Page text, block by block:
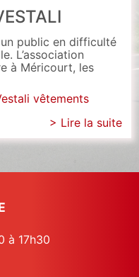
public en difficulté
L’association
à Méricourt, les
vêtements
> Lire la suite
à 17h30